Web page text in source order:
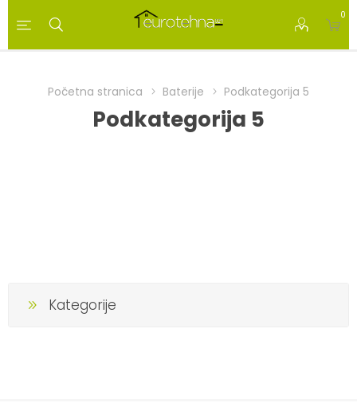
0
Početna stranica Baterije Podkategorija 5
Podkategorija 5
Kategorije